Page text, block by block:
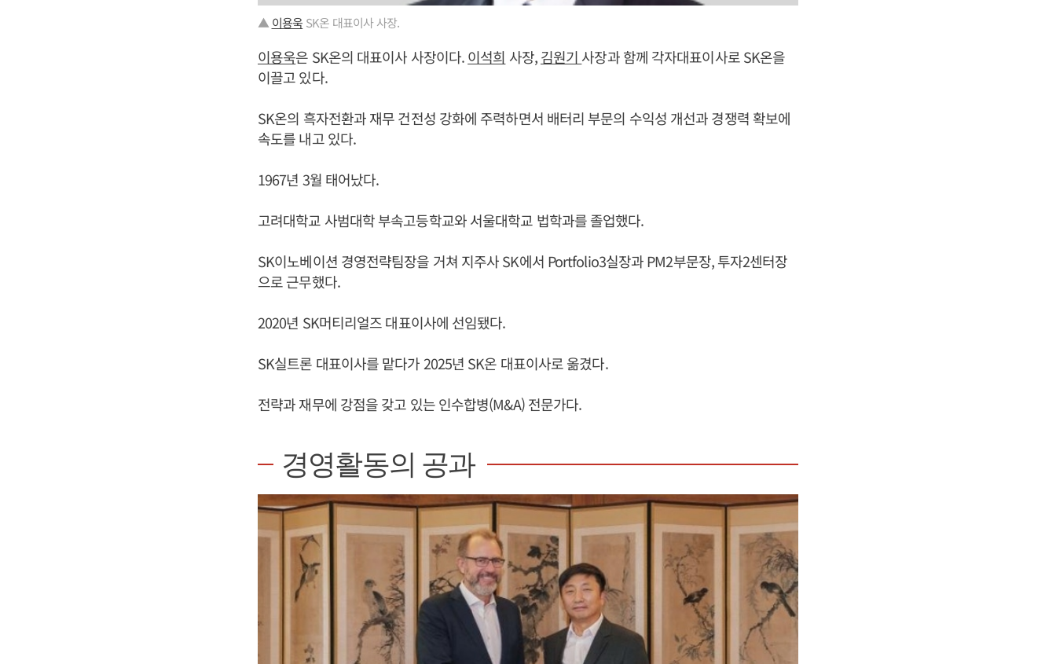
▲ 이용욱 SK온 대표이사 사장.
이용욱은 SK온의 대표이사 사장이다.이석희 사장,김원기 사장과 함께 각자대표이사로 SK온을
이끌고 있다.
SK온의 흑자전환과 재무 건전성 강화에 주력하면서 배터리 부문의 수익성 개선과 경쟁력 확보에
속도를 내고 있다.
1967년 3월 태어났다.
고려대학교 사범대학 부속고등학교와 서울대학교 법학과를 졸업했다.
SK이노베이션 경영전략팀장을 거쳐 지주사 SK에서 Portfolio3실장과 PM2부문장, 투자2센터장
으로 근무했다.
2020년 SK머티리얼즈 대표이사에 선임됐다.
SK실트론 대표이사를 맡다가 2025년 SK온 대표이사로 옮겼다.
전략과 재무에 강점을 갖고 있는 인수합병(M&A) 전문가다.
경영활동의 공과